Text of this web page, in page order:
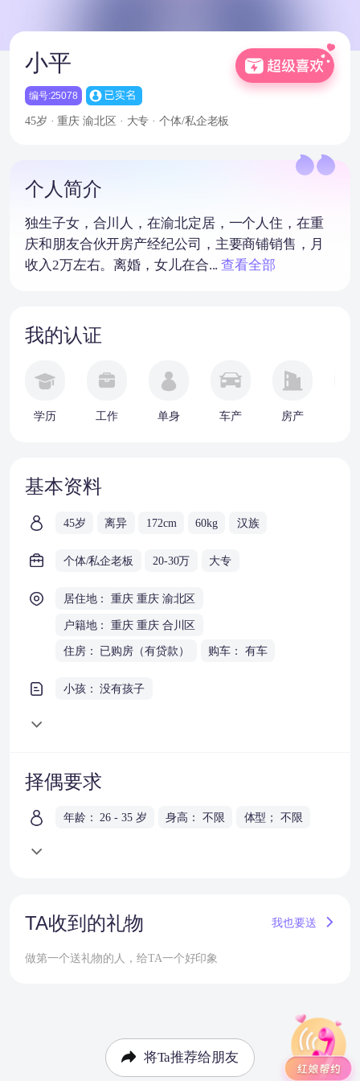
小平
编号:25078
45岁 · 重庆渝北区 · 大专 · 个体/私企老板
个人简介
独生子女，合川人，在渝北定居，一个人住，在重
庆和朋友合伙开房产经纪公司，主要商铺销售，月
收入2万左右。离婚，女儿在合... 查看全部
我的认证
学历 工作 单身 车产 房产
基本资料
45岁 离异 172cm 60kg 汉族
个体/私企老板 20-30万 大专
居住地： 重庆 重庆 渝北区
户籍地： 重庆 重庆 合川区
住房： 已购房（有贷款） 购车： 有车
小孩： 没有孩子
择偶要求
年龄： 26 - 35 岁 身高： 不限 体型； 不限
TA收到的礼物 我也要送
做第一个送礼物的人，给TA一个好印象
将Ta推荐给朋友